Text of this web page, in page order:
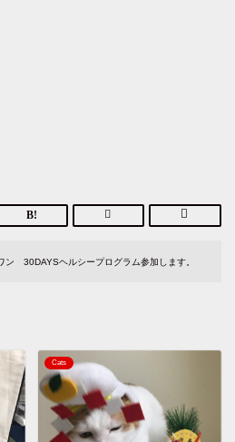
ン 30DAYSヘルシープログラム参加します。
Cats